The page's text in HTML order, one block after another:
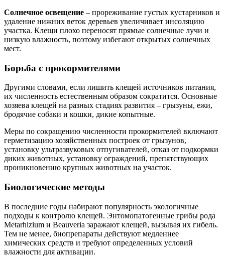
Солнечное освещение – прореживание густых кустарников и
удаление нижних веток деревьев увеличивает инсоляцию
участка. Клещи плохо переносят прямые солнечные лучи и
низкую влажность, поэтому избегают открытых солнечных
мест.
Борьба с прокормителями
Другими словами, если лишить клещей источников питания,
их численность естественным образом сократится. Основные
хозяева клещей на разных стадиях развития – грызуны, ежи,
бродячие собаки и кошки, дикие копытные.
Меры по сокращению численности прокормителей включают
герметизацию хозяйственных построек от грызунов,
установку ультразвуковых отпугивателей, отказ от подкормки
диких животных, установку ограждений, препятствующих
проникновению крупных животных на участок.
Биологические методы
В последние годы набирают популярность экологичные
подходы к контролю клещей. Энтомопатогенные грибы рода
Metarhizium и Beauveria заражают клещей, вызывая их гибель.
Тем не менее, биопрепараты действуют медленнее
химических средств и требуют определенных условий
влажности для активации.